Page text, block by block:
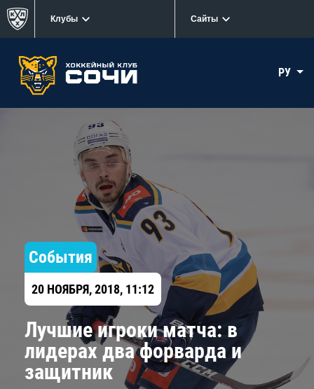
Клубы Сайты
РУ
События
20 НОЯБРЯ, 2018, 11:12
Лучшие игроки матча: в
лидерах два форварда и
защитник